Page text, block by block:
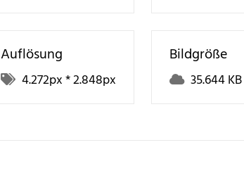
Auflösung
4.272px *2.848px
Bildgröße
35.644 KB